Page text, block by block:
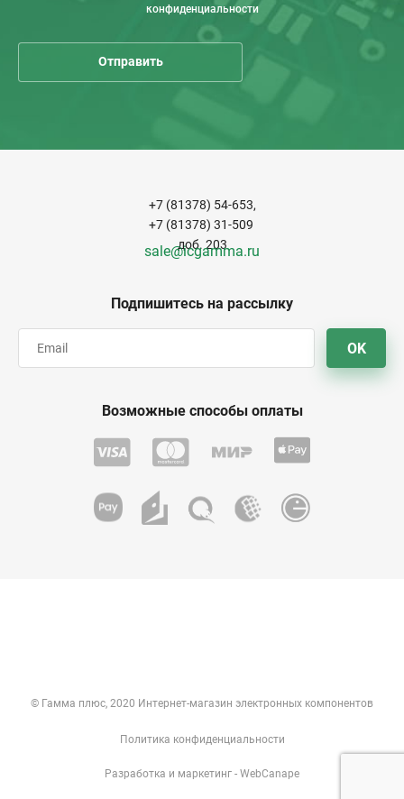
конфиденциальности
Подпишитесь на рассылку
OK
+7 (81378) 54-653,
+7 (81378) 31-509
доб. 203
sale@icgamma.ru
Возможные способы оплаты
© Гамма плюс, 2020 Интернет-магазин электронных компонентов
Политика конфиденциальности
Разработка и маркетинг - WebCanape